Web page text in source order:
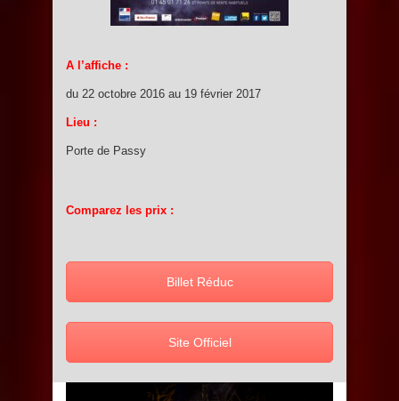
A l’affiche :
du 22 octobre 2016 au 19 février 2017
Lieu :
Porte de Passy
Comparez les prix :
Billet Réduc
Site Officiel